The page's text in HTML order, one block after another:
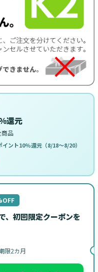
還元
商品
イント10%還元（8/18〜8/20）
、初回限定クーポンを
限2カ月